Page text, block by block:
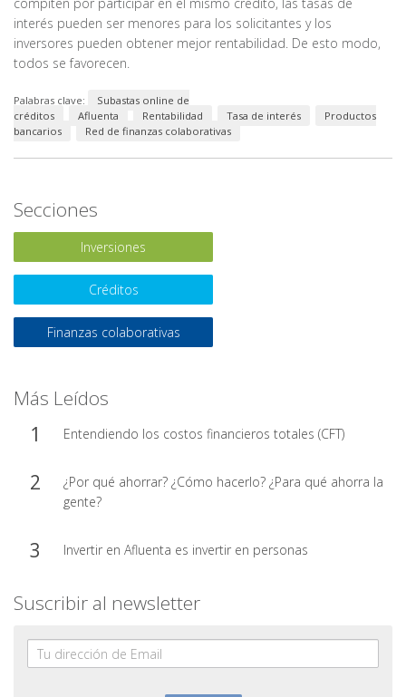
interés pueden ser menores para los solicitantes y los
inversores pueden obtener mejor rentabilidad. De esto modo,
todos se favorecen.
Palabras clave:
Subastas online de
créditos
Afluenta Rentabilidad Tasa de interés
Productos
bancarios
Red de finanzas colaborativas
Secciones
Inversiones
Créditos
Finanzas colaborativas
Más Leídos
Entendiendo los costos financieros totales (CFT)
¿Por qué ahorrar? ¿Cómo hacerlo? ¿Para qué ahorra la
gente?
Invertir en Afluenta es invertir en personas
Suscribir al newsletter